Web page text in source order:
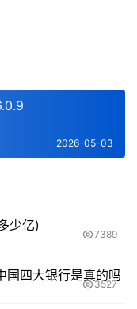
2026-05-03
少亿)
7389
国四大银行是真的吗
3527